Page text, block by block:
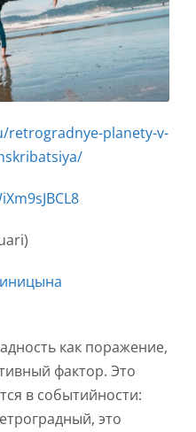
retrogradnye-planety-v-
как поражение,
фактор. Это
в событийности:
это